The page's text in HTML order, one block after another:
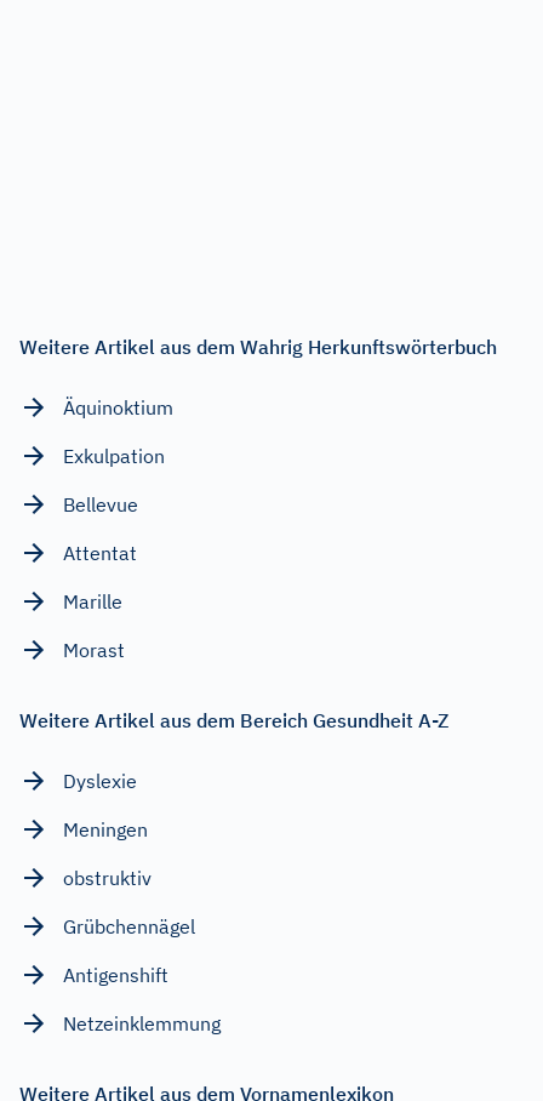
Weitere Artikel aus dem Wahrig Herkunftswörterbuch
Äquinoktium
Exkulpation
Bellevue
Attentat
Marille
Morast
Weitere Artikel aus dem Bereich Gesundheit A-Z
Dyslexie
Meningen
obstruktiv
Grübchennägel
Antigenshift
Netzeinklemmung
Weitere Artikel aus dem Vornamenlexikon